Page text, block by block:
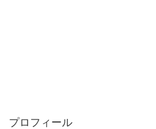
プロフィール